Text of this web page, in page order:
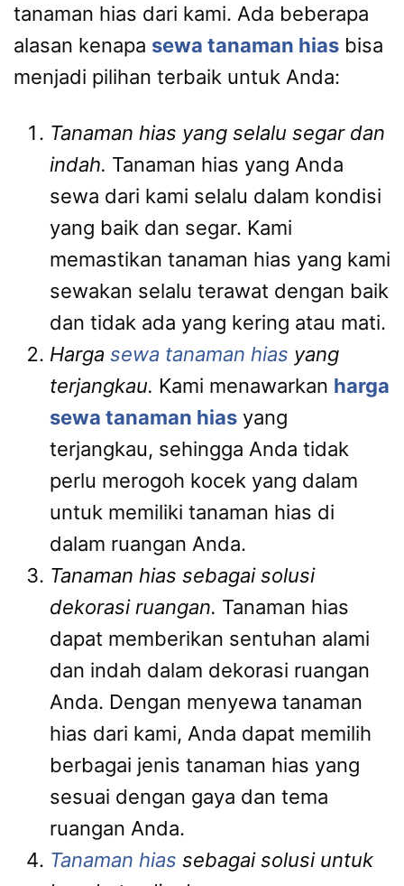
tanaman hias dari kami. Ada beberapa
alasan kenapa sewa tanaman hias bisa
menjadi pilihan terbaik untuk Anda:
Tanaman hias yang selalu segar dan
indah. Tanaman hias yang Anda
sewa dari kami selalu dalam kondisi
yang baik dan segar. Kami
memastikan tanaman hias yang kami
sewakan selalu terawat dengan baik
dan tidak ada yang kering atau mati.
Harga sewa tanaman hias yang
terjangkau. Kami menawarkan harga
sewa tanaman hias yang
terjangkau, sehingga Anda tidak
perlu merogoh kocek yang dalam
untuk memiliki tanaman hias di
dalam ruangan Anda.
Tanaman hias sebagai solusi
dekorasi ruangan. Tanaman hias
dapat memberikan sentuhan alami
dan indah dalam dekorasi ruangan
Anda. Dengan menyewa tanaman
hias dari kami, Anda dapat memilih
berbagai jenis tanaman hias yang
sesuai dengan gaya dan tema
ruangan Anda.
Tanaman hias sebagai solusi untuk